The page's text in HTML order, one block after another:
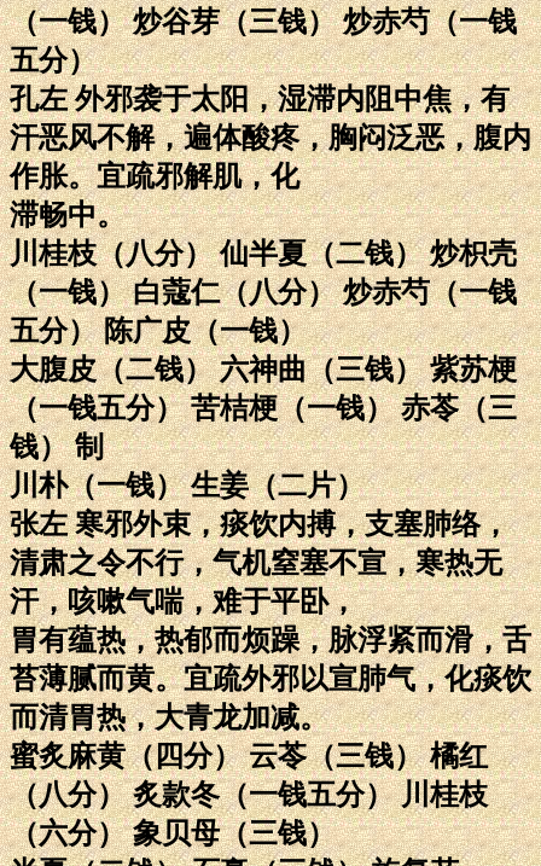
（一钱） 炒谷芽（三钱） 炒赤芍（一钱
五分）
孔左 外邪袭于太阳，湿滞内阻中焦，有
汗恶风不解，遍体酸疼，胸闷泛恶，腹内
作胀。宜疏邪解肌，化
滞畅中。
川桂枝（八分） 仙半夏（二钱） 炒枳壳
（一钱） 白蔻仁（八分） 炒赤芍（一钱
五分） 陈广皮（一钱）
大腹皮（二钱） 六神曲（三钱） 紫苏梗
（一钱五分） 苦桔梗（一钱） 赤苓（三
钱） 制
川朴（一钱） 生姜（二片）
张左 寒邪外束，痰饮内搏，支塞肺络，
清肃之令不行，气机窒塞不宣，寒热无
汗，咳嗽气喘，难于平卧，
胃有蕴热，热郁而烦躁，脉浮紧而滑，舌
苔薄腻而黄。宜疏外邪以宣肺气，化痰饮
而清胃热，大青龙加减。
蜜炙麻黄（四分） 云苓（三钱） 橘红
（八分） 炙款冬（一钱五分） 川桂枝
（六分） 象贝母（三钱）